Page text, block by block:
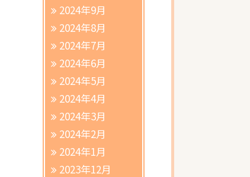
2024年9月
2024年8月
2024年7月
2024年6月
2024年5月
2024年4月
2024年3月
2024年2月
2024年1月
2023年12月